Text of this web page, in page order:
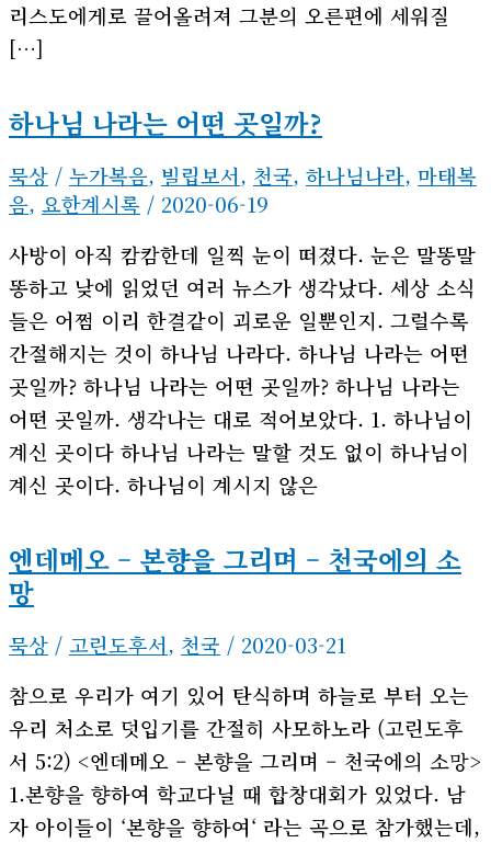
리스도에게로 끌어올려져 그분의 오른편에 세워질
[…]
하나님 나라는 어떤 곳일까?
묵상 / 누가복음, 빌립보서, 천국, 하나님나라, 마태복
음, 요한계시록 / 2020-06-19
사방이 아직 캄캄한데 일찍 눈이 떠졌다. 눈은 말똥말
똥하고 낮에 읽었던 여러 뉴스가 생각났다. 세상 소식
들은 어쩜 이리 한결같이 괴로운 일뿐인지. 그럴수록
간절해지는 것이 하나님 나라다. 하나님 나라는 어떤
곳일까? 하나님 나라는 어떤 곳일까? 하나님 나라는
어떤 곳일까. 생각나는 대로 적어보았다. 1. 하나님이
계신 곳이다 하나님 나라는 말할 것도 없이 하나님이
계신 곳이다. 하나님이 계시지 않은
엔데메오 – 본향을 그리며 – 천국에의 소
망
묵상 / 고린도후서, 천국 / 2020-03-21
참으로 우리가 여기 있어 탄식하며 하늘로 부터 오는
우리 처소로 덧입기를 간절히 사모하노라 (고린도후
서 5:2) <엔데메오 – 본향을 그리며 – 천국에의 소망>
1.본향을 향하여 학교다닐 때 합창대회가 있었다. 남
자 아이들이 ‘본향을 향하여‘ 라는 곡으로 참가했는데,